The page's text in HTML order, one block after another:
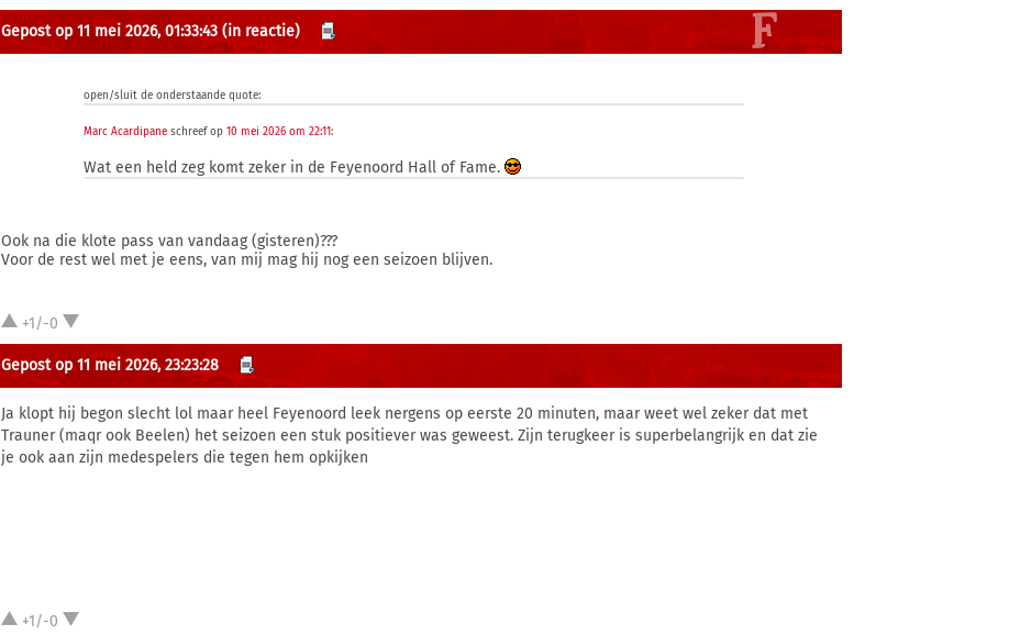
Gepost op 11 mei 2026, 01:33:43 (in reactie)
open/sluit de onderstaande quote:
Marc Acardipane schreef op10 mei 2026 om 22:11:
Wat een held zeg komt zeker in de Feyenoord Hall of Fame.
Ook na die klote pass van vandaag (gisteren)???
Voor de rest wel met je eens, van mij mag hij nog een seizoen blijven.
+1/-0
Gepost op 11 mei 2026, 23:23:28
Ja klopt hij begon slecht lol maar heel Feyenoord leek nergens op eerste 20 minuten, maar weet wel zeker dat met
Trauner (maqr ook Beelen) het seizoen een stuk positiever was geweest. Zijn terugkeer is superbelangrijk en dat zie
je ook aan zijn medespelers die tegen hem opkijken
+1/-0